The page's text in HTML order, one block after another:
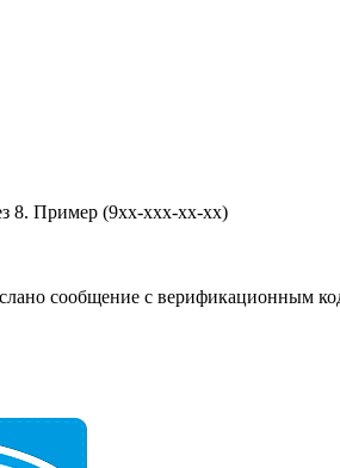
8. Пример (9хх-ххх-хх-хх)
сообщение с верификационным